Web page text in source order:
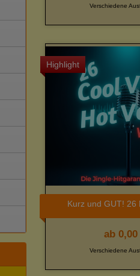
Verschiedene
Highlight
Kurz und GUT! 26
ab
Verschiedene